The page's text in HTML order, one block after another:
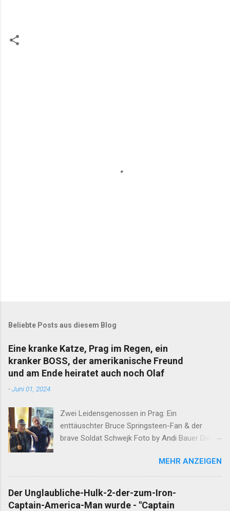
Beliebte Posts aus diesem Blog
Eine kranke Katze, Prag im Regen, ein
kranker BOSS, der amerikanische Freund
und am Ende heiratet auch noch Olaf
-Juni 01, 2024
Zwei Leidensgenossen in Prag: Ein
enttäuschter Bruce Springsteen-Fan & der
brave Soldat Schwejk Foto by Andi Bauer Dieser
lange abgeschlossen. Unfassbare Ereignisse
innerhalb einer Woche verlangen jedoch eine
neuerliche Öffnung. Ergänzend darf erwähnt
werden, dass Alan am Ende dieser
MEHR ANZEIGEN
Der Unglaubliche-Hulk-2-der-zum-Iron-
Captain-America-Man wurde - "Captain